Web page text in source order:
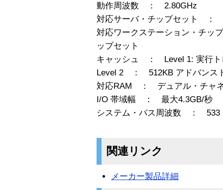
動作周波数 ： 2.80GHz
対応サーバ・チップセット ：
対応ワークステーション・チ
ップセット
キャッシュ ： Level 1: 実行ト
Level 2 ： 512KB アドバンス
対応RAM ： デュアル・チャ
I/O 帯域幅 ： 最大4.3GB/秒
システム・バス周波数 ： 533
関連リンク
メーカー製品詳細